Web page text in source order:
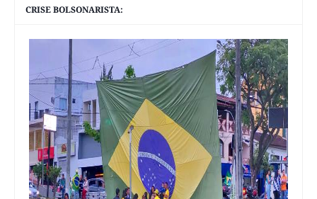
CRISE BOLSONARISTA: